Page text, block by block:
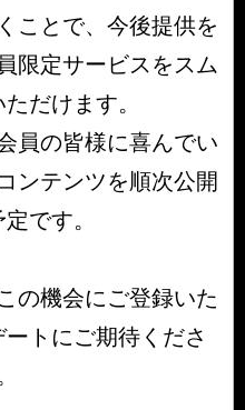
ことで、今後提供を
限定サービスをスム
だけます。
員の皆様に喜んでい
ンテンツを順次公開
です。
の機会にご登録いた
トにご期待くださ